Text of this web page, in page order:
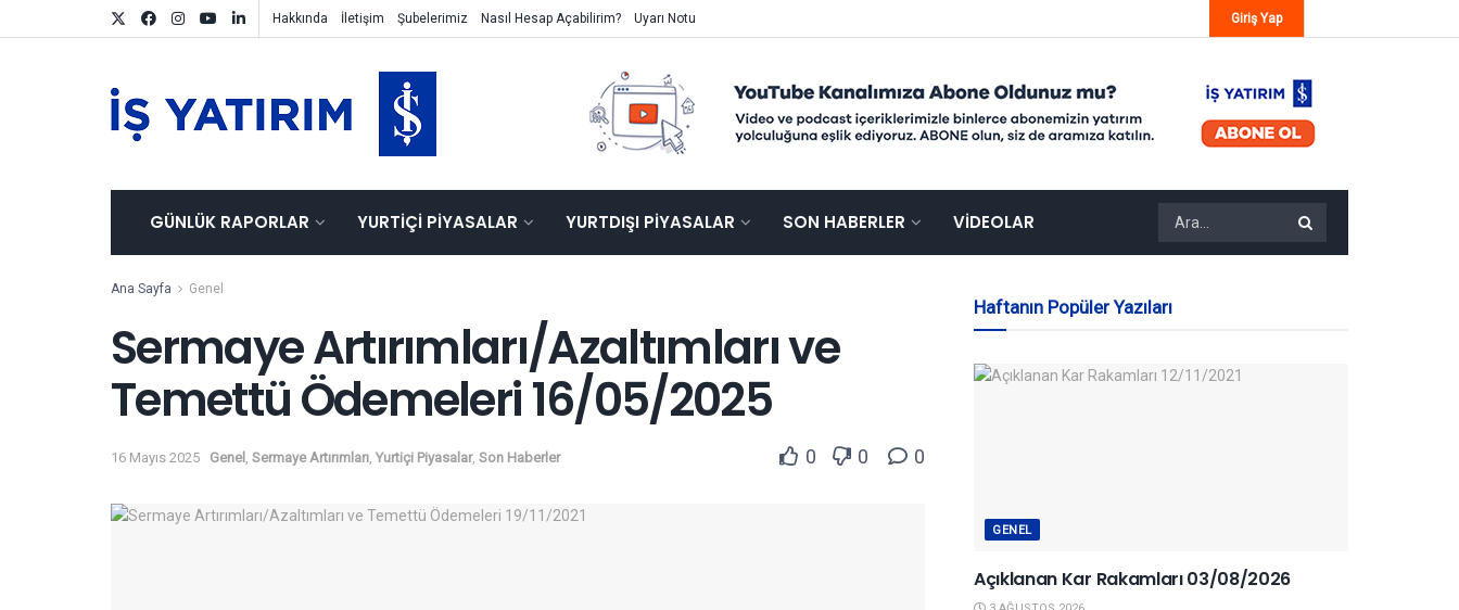
Hakkında İletişim Şubelerimiz Nasıl Hesap Açabilirim? Uyarı Notu Giriş Yap
GÜNLÜK RAPORLAR YURTIÇI PIYASALAR YURTDIŞI PIYASALAR SON HABERLER VIDEOLAR
Ana Sayfa Genel
Sermaye Artırımları/Azaltımları ve
Temettü Ödemeleri 16/05/2025
16 Mayıs 2025 Genel Sermaye Artırımları Yurtiçi Piyasalar, Son Haberler 0 0 0
Haftanın Popüler Yazıları
GENEL
Açıklanan Kar Rakamları 03/08/2026